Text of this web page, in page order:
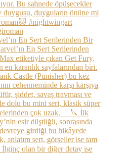
En Sert Serilerinden Bir